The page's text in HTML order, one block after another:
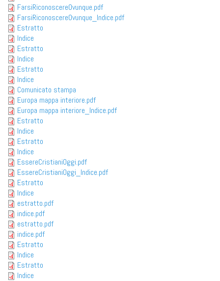
FarsiRiconoscereOvunque.pdf
FarsiRiconoscereOvunque_Indice.pdf
Estratto
Indice
Estratto
Indice
Estratto
Indice
Comunicato stampa
Europa mappa interiore.pdf
Europa mappa interiore_Indice.pdf
Estratto
Indice
Estratto
Indice
EssereCristianiOggi.pdf
EssereCristianiOggi_Indice.pdf
Estratto
Indice
estratto.pdf
indice.pdf
estratto.pdf
indice.pdf
Estratto
Indice
Estratto
Indice